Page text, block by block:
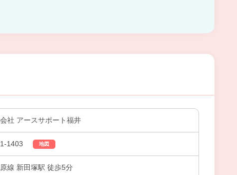
社 アースサポート福井
1403 地図
線 新田塚駅 徒歩5分